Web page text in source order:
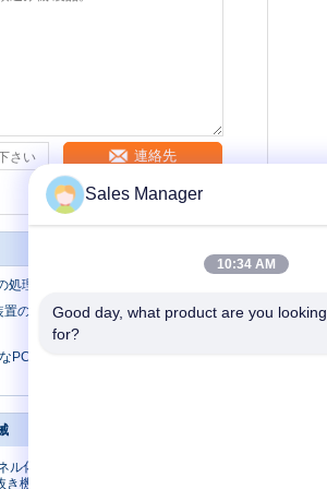
連絡先
理装置
のPCBアセンブリのための多雑誌の
PCBの処理装置SMT PCBの積込み機
ル化機械、
き機
Sales Manager
10:34 AM
Good day, what product are you looking
for?